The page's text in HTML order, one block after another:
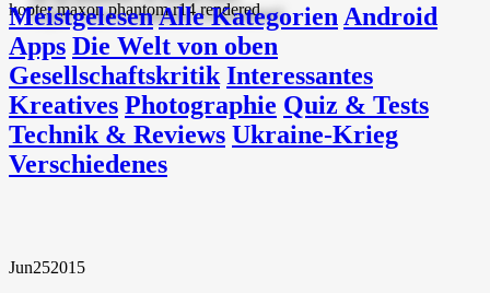
MeistgelesenAlle Kategorien Android
Apps Die Welt von oben
Gesellschaftskritik Interessantes
Kreatives Photographie Quiz & Tests
Technik & Reviews Ukraine-Krieg
Verschiedenes
Jun252015